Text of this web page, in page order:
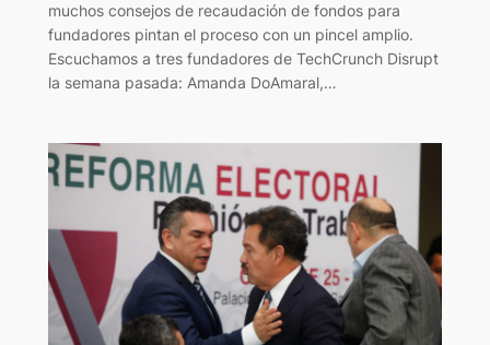
muchos consejos de recaudación de fondos para
fundadores pintan el proceso con un pincel amplio.
Escuchamos a tres fundadores de TechCrunch Disrupt
la semana pasada: Amanda DoAmaral,…